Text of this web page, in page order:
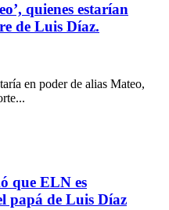
quienes estarían
de Luis Díaz.
en poder de alias Mateo,
que ELN es
papá de Luis Díaz